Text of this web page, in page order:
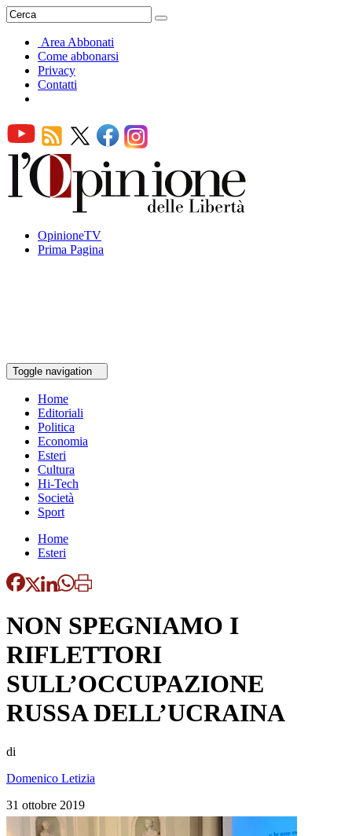
Area Abbonati
Come abbonarsi
Privacy
Contatti
OpinioneTV
Prima Pagina
Toggle navigation
Home
Editoriali
Politica
Economia
Esteri
Cultura
Hi-Tech
Società
Sport
Home
Esteri
NON SPEGNIAMO I
RIFLETTORI
SULL’OCCUPAZIONE
RUSSA DELL’UCRAINA
di
Domenico Letizia
31 ottobre 2019